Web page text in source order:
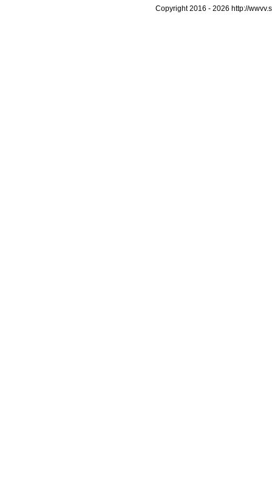
Copyright 2016 - 2026 http://